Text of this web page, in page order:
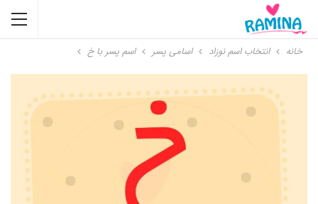
خانه انتخاب اسم نوزاد اسامی پسر اسم پسر با خ